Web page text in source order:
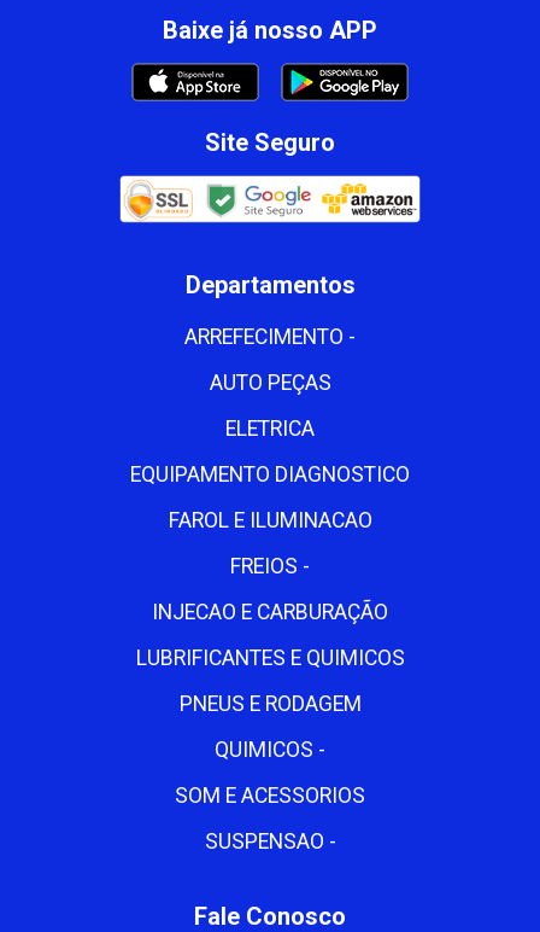
Baixe já nosso APP
Site Seguro
Departamentos
ARREFECIMENTO -
AUTO PEÇAS
ELETRICA
EQUIPAMENTO DIAGNOSTICO
FAROL E ILUMINACAO
FREIOS -
INJECAO E CARBURAÇÃO
LUBRIFICANTES E QUIMICOS
PNEUS E RODAGEM
QUIMICOS -
SOM E ACESSORIOS
SUSPENSAO -
Fale Conosco